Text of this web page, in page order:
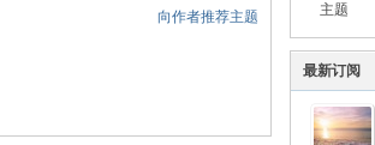
向作者推荐主题
主题
最新订阅